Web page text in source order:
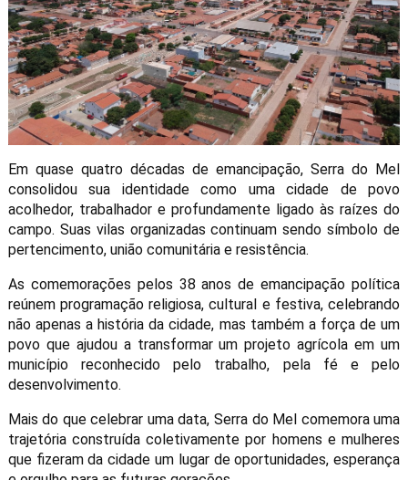
Em quase quatro décadas de emancipação, Serra do Mel
consolidou sua identidade como uma cidade de povo
acolhedor, trabalhador e profundamente ligado às raízes do
campo. Suas vilas organizadas continuam sendo símbolo de
pertencimento, união comunitária e resistência.
As comemorações pelos 38 anos de emancipação política
reúnem programação religiosa, cultural e festiva, celebrando
não apenas a história da cidade, mas também a força de um
povo que ajudou a transformar um projeto agrícola em um
município reconhecido pelo trabalho, pela fé e pelo
desenvolvimento.
Mais do que celebrar uma data, Serra do Mel comemora uma
trajetória construída coletivamente por homens e mulheres
que fizeram da cidade um lugar de oportunidades, esperança